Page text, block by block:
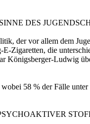
DES
der vor allem dem
Zigaretten, die
Ludwig
58 % der Fälle